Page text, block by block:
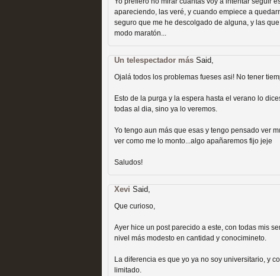
Galería con los Mejores
Televisión
Recomendación de la semana
Las productoras de las
televisión
MOLTISANTI
Recomendación de la semana
apareciendo, las veré, y cuando empiece a
seguro que me he descolgado de alguna, y las
modo maratón...
Un telespectador más Said,
Ojalá todos los problemas fueses asi! No tener
Esto de la purga y la espera hasta el verano lo
todas al dia, sino ya lo veremos.
Yo tengo aun más que esas y tengo pensado ver
ver como me lo monto...algo apañaremos fijo jeje
Saludos!
Xevi Said,
Que curioso,
Ayer hice un post parecido a este, con todas mis
nivel más modesto en cantidad y conocimineto.
La diferencia es que yo ya no soy universitario, y
limitado.